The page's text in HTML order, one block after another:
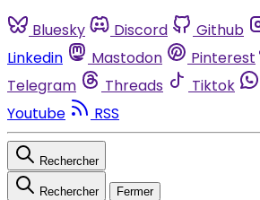
Bluesky Discord Github
Linkedin
Mastodon Pinterest
Telegram
Threads Tiktok
Youtube
RSS
Rechercher
Rechercher Fermer